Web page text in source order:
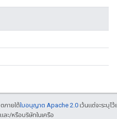
ภายใต้ใบอนุญาต Apache 2.0 เว้นแต่จะระบุไว้
ละ/หรือบริษัทในเครือ